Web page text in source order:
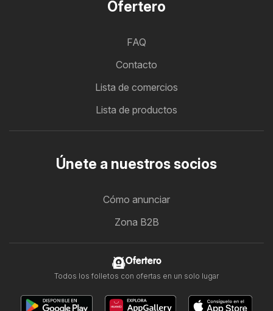
Ofertero
FAQ
Contacto
Lista de comercios
Lista de productos
Únete a nuestros socios
Cómo anunciar
Zona B2B
Ofertero
Todos los folletos con ofertas en un solo lugar